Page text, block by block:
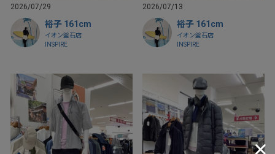
2026/07/29
裕子 161cm
イオン釜石店
INSPIRE
2026/07/13
裕子 161cm
イオン釜石店
INSPIRE